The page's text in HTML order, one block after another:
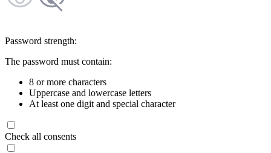
Password strength:
The password must contain:
8 or more characters
Uppercase and lowercase letters
At least one digit and special character
Check all consents